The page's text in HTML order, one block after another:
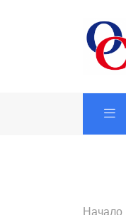
Начало